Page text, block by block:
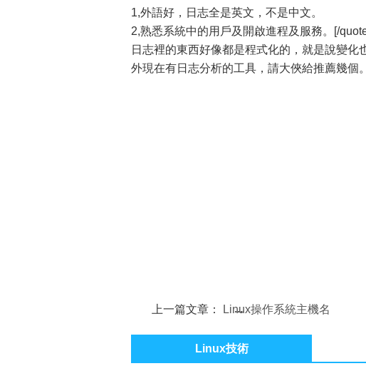
1,外語好，日志全是英文，不是中文。
2,熟悉系統中的用戶及開啟進程及服務。[/
日志裡的東西好像都是程式化的，就是說變
外現在有日志分析的工具，請大俠給推薦幾個
上一篇文章：
Linux操作系統主機名
Linux技術